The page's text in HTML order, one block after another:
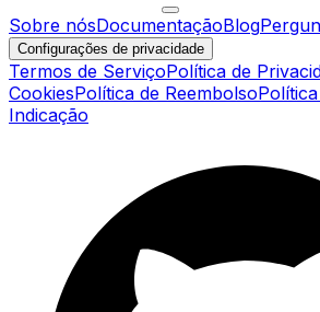
Sobre nósDocumentaçãoBlog
Configurações de privacidade
Termos de ServiçoPolítica de
CookiesPolítica de Reembolso
Indicação